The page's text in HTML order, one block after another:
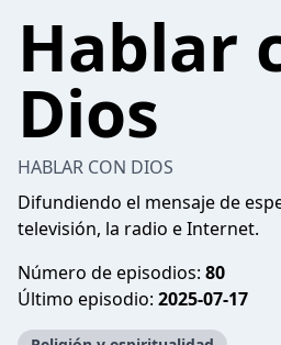
Hablar
Dios
HABLAR CON DIOS
Difundiendo el mensaje de
televisión, la radio e Internet.
Número de episodios: 80
Último episodio: 2025-07-17